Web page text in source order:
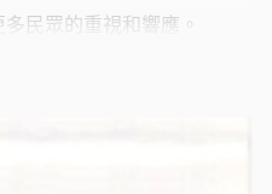
民眾的重視和響應。